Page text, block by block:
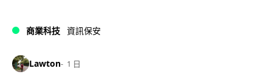
商業科技 資訊保安
Lawton 1 日